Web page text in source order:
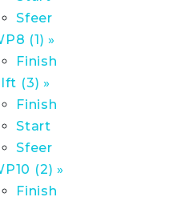
Sfeer
(1) »
Finish
(3) »
Finish
Start
Sfeer
(2) »
Finish